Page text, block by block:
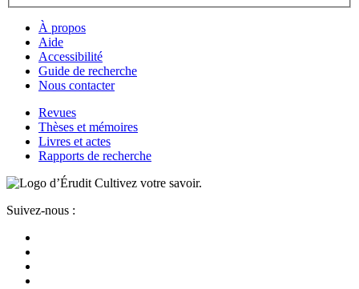
À propos
Aide
Accessibilité
Guide de recherche
Nous contacter
Revues
Thèses et mémoires
Livres et actes
Rapports de recherche
Cultivez votre savoir.
Suivez-nous :